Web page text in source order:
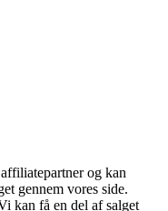
og kan
gennem vores side.
kan få en del af salget